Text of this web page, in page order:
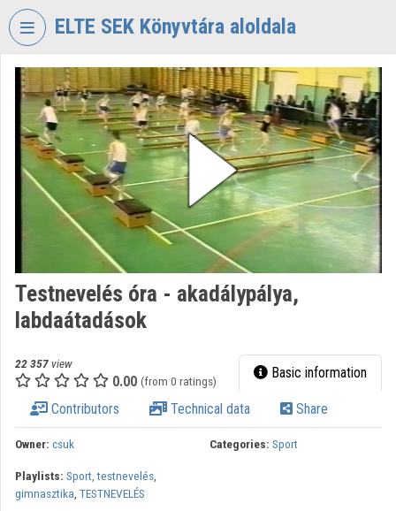
Skip header
ELTE SEK Könyvtára aloldala
VIDEOTORIUM
ELTE
EKL
SAVARIA
KÖNYVTÁR
LEVÉLTÁR
Organization home
Log In
Categories
Organization playlists
Organizations
Contributors
Testnevelés óra - akadálypálya,
labdaátadások
22 357 view
0.00 (from 0 ratings) Basic information
Contributors Technical data Share
Owner: csuk Categories: Sport
Playlists: Sport, testnevelés,
gimnasztika, TESTNEVELÉS